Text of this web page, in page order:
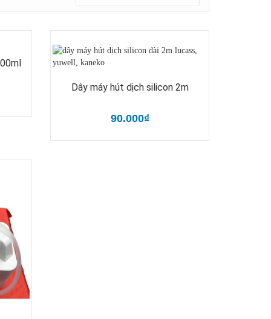
Dây máy hút dịch silicon 2m
90.000₫